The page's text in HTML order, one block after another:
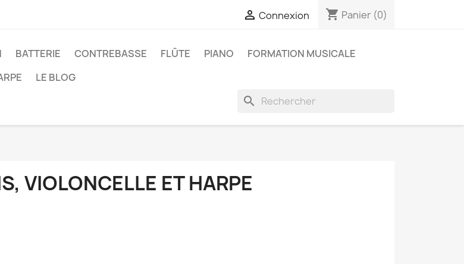
 Connexion shopping_cart Panier (0)
BATTERIE CONTREBASSE FLÛTE PIANO
FORMATION MUSICALE
LE BLOG
search
VIOLONCELLE ET HARPE